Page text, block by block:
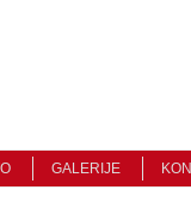
GALERIJE